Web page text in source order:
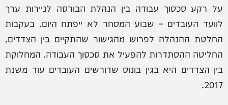
על רקע סכסוך עבודה בין הנהלת הבורסה לניירות ערך
לוועד העובדים – שבוע המסחר לא ייפתח היום. בעקבות
החלטת ההנהלה לפרוש מהגישור שהתקיים בין הצדדים,
החליטה ההסתדרות להפעיל את סכסוך העבודה. המחלוקת
בין הצדדים היא בגין בונוס שדורשים העובדים עוד משנת
2017.